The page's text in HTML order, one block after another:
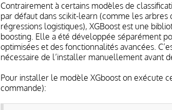
Contrairement à certains modèles de
par défaut dans scikit-learn (comme les arbres
régressions logistiques), XGBoost est une
boosting. Elle a été développée séparément
optimisées et des fonctionnalités avancées.
nécessaire de l’installer manuellement avant
Pour installer le modèle XGboost on exécute
commande):